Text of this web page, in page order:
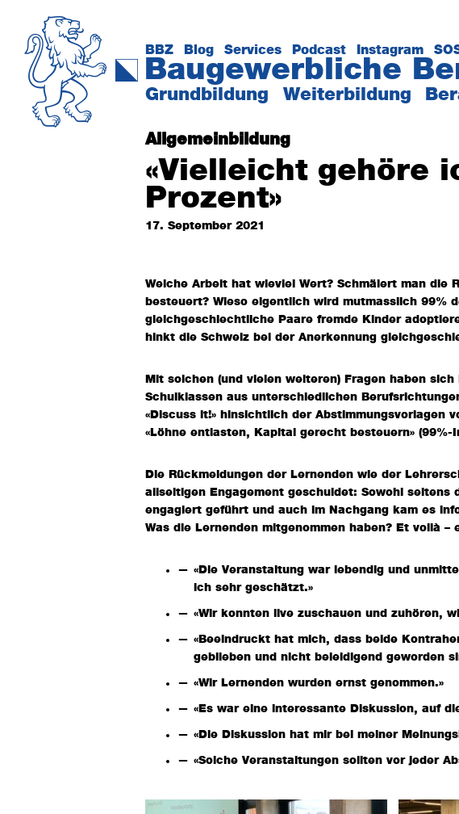
Hauptnavigation
springen
Inhalt
springen
Baubranche
BBZ Blog Services Podcast Instagram
Baugewerbliche
Grundbildung Weiterbildung
Allgemeinbildung
«Vielleicht gehöre
Prozent»
17. September 2021
Welche Arbeit hat wieviel Wert? Schmälert man
besteuert? Wieso eigentlich wird mutmasslich 99%
gleichgeschlechtliche Paare fremde Kinder
hinkt die Schweiz bei der Anerkennung
Mit solchen (und vielen weiteren) Fragen haben
Schulklassen aus unterschiedlichen
«Discuss it!» hinsichtlich der Abstimmungsvorlagen
«Löhne entlasten, Kapital gerecht besteuern» (99%-
Die Rückmeldungen der Lernenden wie der
allseitigen Engagement geschuldet: Sowohl
engagiert geführt und auch im Nachgang kam es
Was die Lernenden mitgenommen haben? Et voilà –
«Die Veranstaltung war lebendig und
ich sehr geschätzt.»
«Wir konnten live zuschauen und zuhören,
«Beeindruckt hat mich, dass beide
geblieben und nicht beleidigend geworden
«Wir Lernenden wurden ernst genommen.»
«Es war eine interessante Diskussion, auf
«Die Diskussion hat mir bei meiner
«Solche Veranstaltungen sollten vor jeder